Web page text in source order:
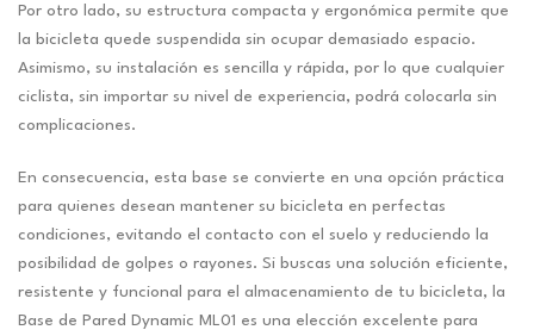
Por otro lado, su estructura compacta y ergonómica permite que
la bicicleta quede suspendida sin ocupar demasiado espacio.
Asimismo, su instalación es sencilla y rápida, por lo que cualquier
ciclista, sin importar su nivel de experiencia, podrá colocarla sin
complicaciones.
En consecuencia, esta base se convierte en una opción práctica
para quienes desean mantener su bicicleta en perfectas
condiciones, evitando el contacto con el suelo y reduciendo la
posibilidad de golpes o rayones. Si buscas una solución eficiente,
resistente y funcional para el almacenamiento de tu bicicleta, la
Base de Pared Dynamic ML01 es una elección excelente para